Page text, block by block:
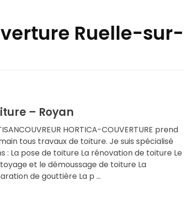
Ruelle-
– Royan
HORTICA-COUVERTURE prend
tous travaux de toiture. Je suis spécialisé
: La pose de toiture La rénovation de toiture Le
et le démoussage de toiture La
de gouttière La p ...